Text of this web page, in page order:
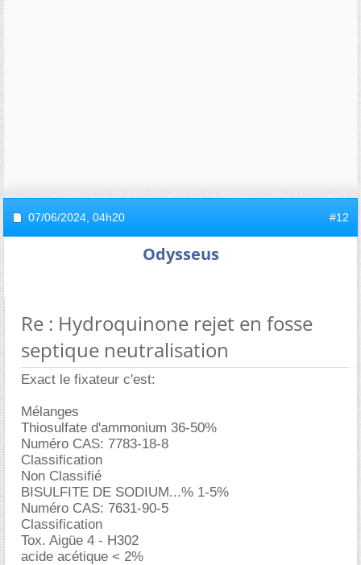
07/06/2024, 04h20 #12
Odysseus
Re : Hydroquinone rejet en fosse
septique neutralisation
Exact le fixateur c'est:
Mélanges
Thiosulfate d'ammonium 36-50%
Numéro CAS: 7783-18-8
Classification
Non Classifié
BISULFITE DE SODIUM...% 1-5%
Numéro CAS: 7631-90-5
Classification
Tox. Aigüe 4 - H302
acide acétique < 2%